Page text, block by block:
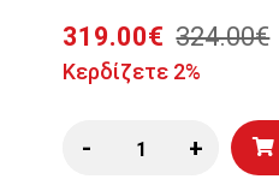
319.00€ 324.00€
Κερδίζετε 2%
- +